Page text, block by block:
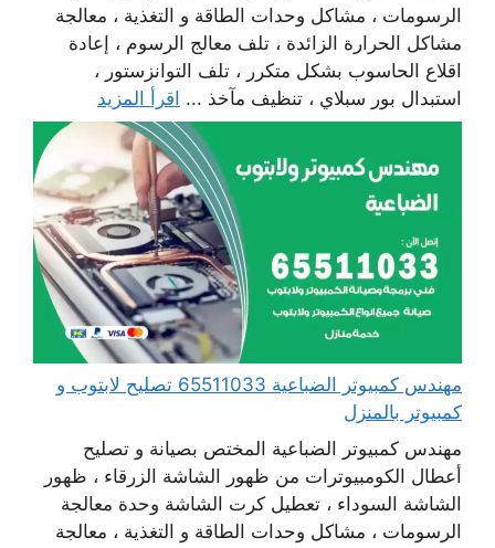
الرسومات ، مشاكل وحدات الطاقة و التغذية ، معالجة
مشاكل الحرارة الزائدة ، تلف معالج الرسوم ، إعادة
اقلاع الحاسوب بشكل متكرر ، تلف التوانزستور ،
استبدال بور سبلاي ، تنظيف مآخذ ... اقرأ المزيد
مهندس كمبيوتر الضباعية 65511033 تصليح لابتوب و
كمبيوتر بالمنزل
مهندس كمبيوتر الضباعية المختص بصيانة و تصليح
أعطال الكومبيوترات من ظهور الشاشة الزرقاء ، ظهور
الشاشة السوداء ، تعطيل كرت الشاشة وحدة معالجة
الرسومات ، مشاكل وحدات الطاقة و التغذية ، معالجة